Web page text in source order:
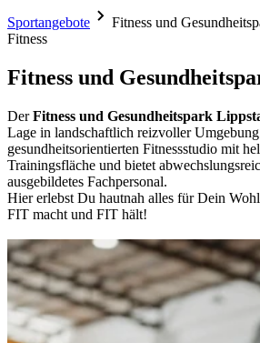
Sportangebote
Fitness und
Fitness
Fitness und
DerFitness und Gesundheitspark
Lage in landschaftlich reizvoller
gesundheitsorientierten Fitnessstudio mit
Trainingsfläche und bietet
ausgebildetes Fachpersonal.
Hier erlebst Du hautnah alles für Dein
FIT macht und FIT hält!